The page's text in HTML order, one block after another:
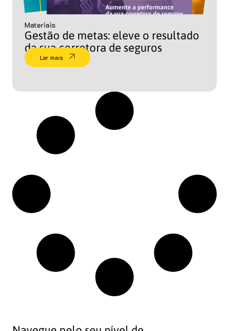
Materiais
Gestão de metas: eleve o resultado
da sua corretora de seguros
Ler mais